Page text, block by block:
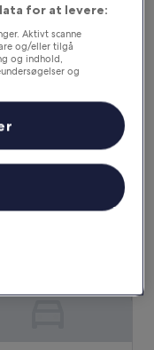
Prisen
926 kr.
skatter og gebyrer
1. sep. - 2. sep.
for at levere:
Aktivt scanne
og/eller tilgå
og indhold,
og